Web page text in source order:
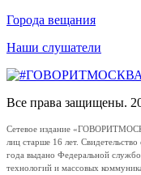
Города вещания
Наши слушатели
Все права защищены.
Сетевое издание
лиц старше 16 лет.
года выдано Федеральной
технологий и массовых